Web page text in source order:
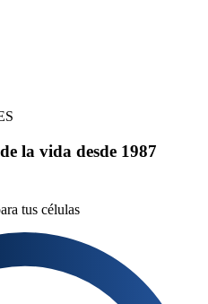
la vida desde 1987
tus células